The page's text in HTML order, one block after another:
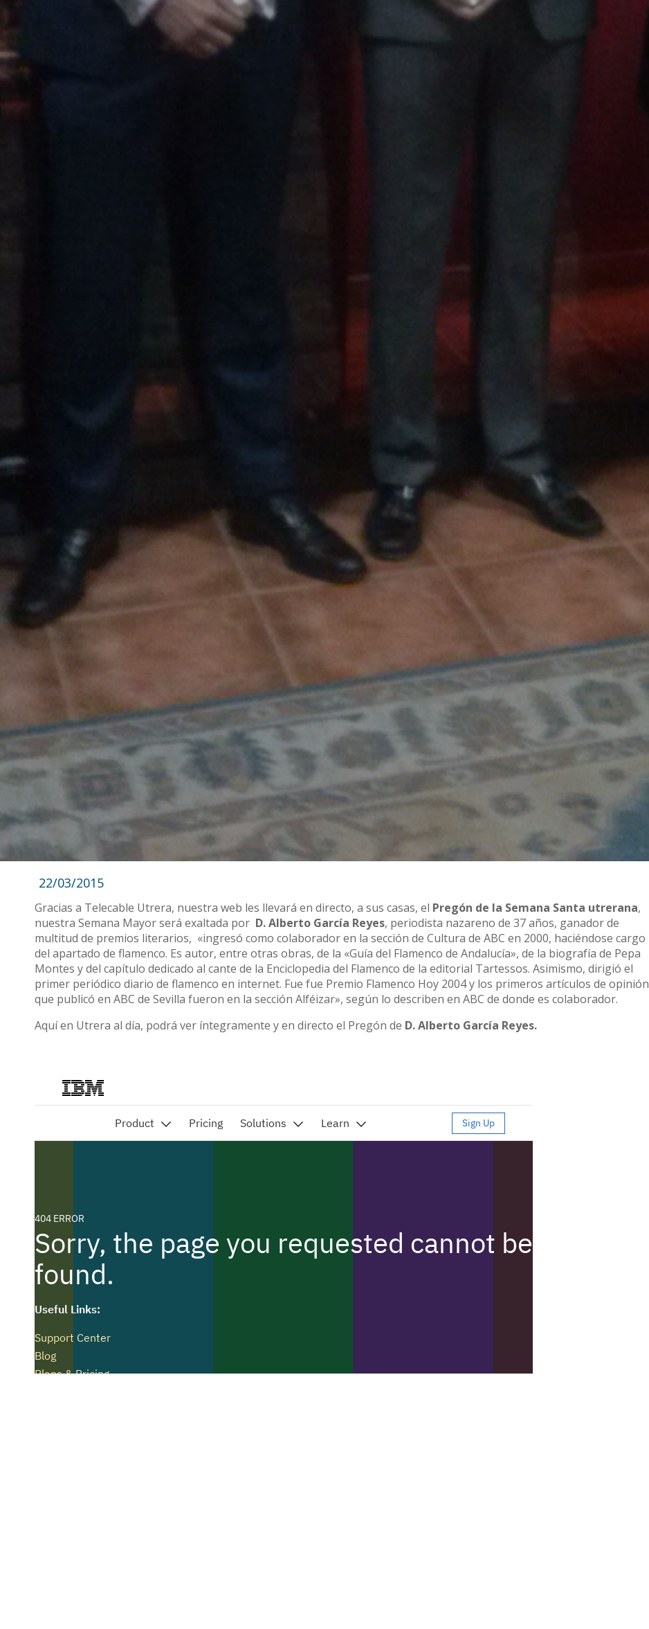
22/03/2015
Gracias a Telecable Utrera, nuestra web les llevará en directo, a sus casas, el Pregón de la Semana Santa utrerana,
nuestra Semana Mayor será exaltada por D. Alberto García Reyes, periodista nazareno de 37 años, ganador de
multitud de premios literarios, «ingresó como colaborador en la sección de Cultura de ABC en 2000, haciéndose cargo
del apartado de flamenco. Es autor, entre otras obras, de la «Guía del Flamenco de Andalucía», de la biografía de Pepa
Montes y del capítulo dedicado al cante de la Enciclopedia del Flamenco de la editorial Tartessos. Asimismo, dirigió el
primer periódico diario de flamenco en internet. Fue fue Premio Flamenco Hoy 2004 y los primeros artículos de opinión
que publicó en ABC de Sevilla fueron en la sección Alféizar», según lo describen en ABC de donde es colaborador.
Aquí en Utrera al día, podrá ver íntegramente y en directo el Pregón de D. Alberto García Reyes.